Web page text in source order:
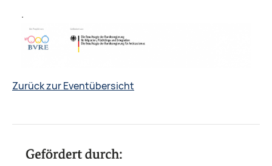
.
Zurück zur Eventübersicht